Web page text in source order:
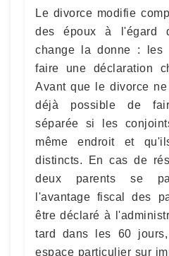
Le divorce modifie
des époux à l'égard
change la donne : les
faire une déclaration
Avant que le divorce
déjà possible de
séparée si les
même endroit et
distincts. En cas de
deux parents se
l'avantage fiscal des
être déclaré à
tard dans les 60
espace particulier sur